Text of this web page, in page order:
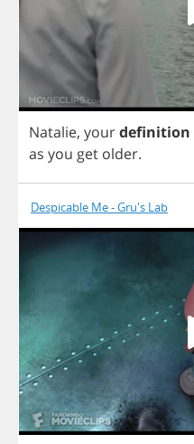
Natalie, yourdefinition
as you get older.
Despicable Me - Gru's Lab